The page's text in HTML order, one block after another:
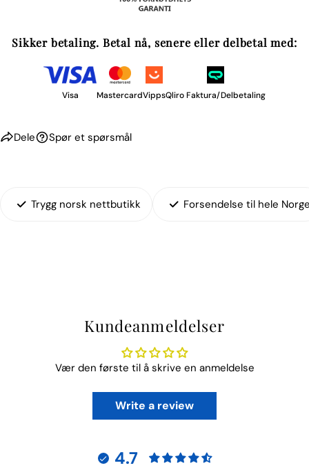
Sikker betaling. Betal nå, senere eller delbetal med:
Visa MastercardVippsQliro Faktura/Delbetaling
Dele Spør et spørsmål
Trygg norsk nettbutikk Forsendelse til hele
Kundeanmeldelser
Vær den første til å skrive en anmeldelse
Write a review
4.7